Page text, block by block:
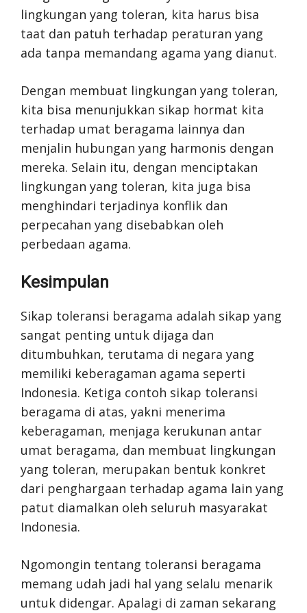
lingkungan yang toleran, kita harus bisa
taat dan patuh terhadap peraturan yang
ada tanpa memandang agama yang dianut.
Dengan membuat lingkungan yang toleran,
kita bisa menunjukkan sikap hormat kita
terhadap umat beragama lainnya dan
menjalin hubungan yang harmonis dengan
mereka. Selain itu, dengan menciptakan
lingkungan yang toleran, kita juga bisa
menghindari terjadinya konflik dan
perpecahan yang disebabkan oleh
perbedaan agama.
Kesimpulan
Sikap toleransi beragama adalah sikap yang
sangat penting untuk dijaga dan
ditumbuhkan, terutama di negara yang
memiliki keberagaman agama seperti
Indonesia. Ketiga contoh sikap toleransi
beragama di atas, yakni menerima
keberagaman, menjaga kerukunan antar
umat beragama, dan membuat lingkungan
yang toleran, merupakan bentuk konkret
dari penghargaan terhadap agama lain yang
patut diamalkan oleh seluruh masyarakat
Indonesia.
Ngomongin tentang toleransi beragama
memang udah jadi hal yang selalu menarik
untuk didengar. Apalagi di zaman sekarang